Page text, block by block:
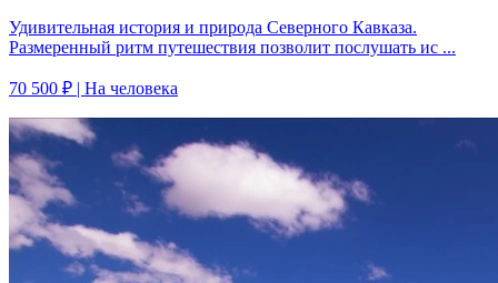
Удивительная история и природа Северного Кавказа.
Размеренный ритм путешествия позволит послушать ис ...
70 500 ₽ | На человека